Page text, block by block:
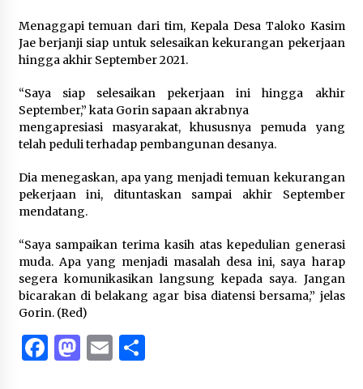
Menaggapi temuan dari tim, Kepala Desa Taloko Kasim
Jae berjanji siap untuk selesaikan kekurangan pekerjaan
hingga akhir September 2021.
“Saya siap selesaikan pekerjaan ini hingga akhir
September,” kata Gorin sapaan akrabnya
mengapresiasi masyarakat, khususnya pemuda yang
telah peduli terhadap pembangunan desanya.
Dia menegaskan, apa yang menjadi temuan kekurangan
pekerjaan ini, dituntaskan sampai akhir September
mendatang.
“Saya sampaikan terima kasih atas kepedulian generasi
muda. Apa yang menjadi masalah desa ini, saya harap
segera komunikasikan langsung kepada saya. Jangan
bicarakan di belakang agar bisa diatensi bersama,” jelas
Gorin. (Red)
Facebook
Mastodon
EmailShare